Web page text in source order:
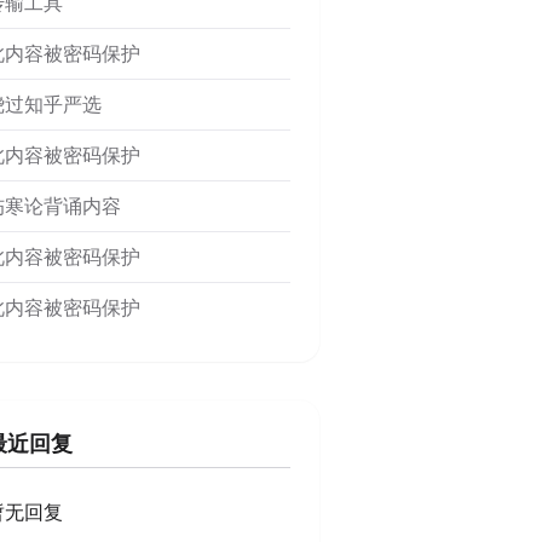
内容被密码保护
过知乎严选
内容被密码保护
寒论背诵内容
内容被密码保护
内容被密码保护
近回复
无回复